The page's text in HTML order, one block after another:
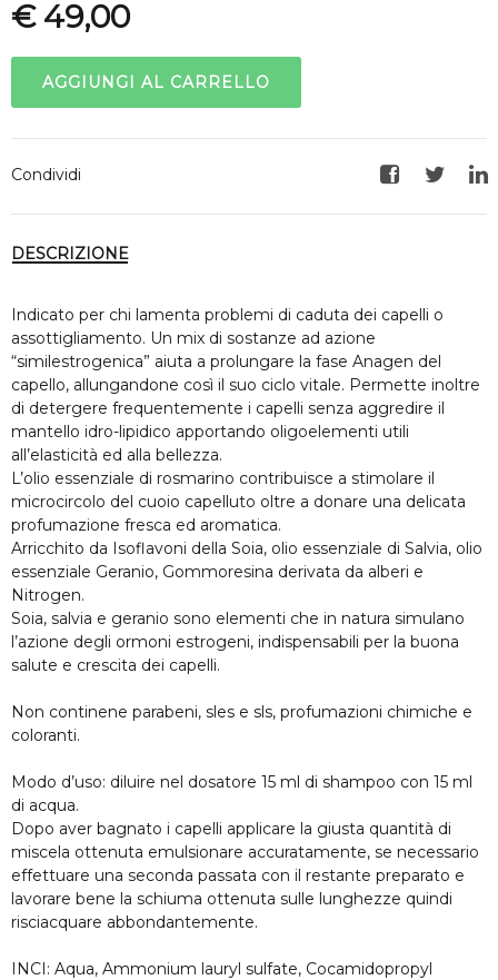
€ 49,00
AGGIUNGI AL CARRELLO
Condividi
DESCRIZIONE
Indicato per chi lamenta problemi di caduta dei capelli o
assottigliamento. Un mix di sostanze ad azione
“similestrogenica” aiuta a prolungare la fase Anagen del
capello, allungandone così il suo ciclo vitale. Permette inoltre
di detergere frequentemente i capelli senza aggredire il
mantello idro-lipidico apportando oligoelementi utili
all’elasticità ed alla bellezza.
L’olio essenziale di rosmarino contribuisce a stimolare il
microcircolo del cuoio capelluto oltre a donare una delicata
profumazione fresca ed aromatica.
Arricchito da Isoflavoni della Soia, olio essenziale di Salvia, olio
essenziale Geranio, Gommoresina derivata da alberi e
Nitrogen.
Soia, salvia e geranio sono elementi che in natura simulano
l’azione degli ormoni estrogeni, indispensabili per la buona
salute e crescita dei capelli.
Non continene parabeni, sles e sls, profumazioni chimiche e
coloranti.
Modo d’uso: diluire nel dosatore 15 ml di shampoo con 15 ml
di acqua.
Dopo aver bagnato i capelli applicare la giusta quantità di
miscela ottenuta emulsionare accuratamente, se necessario
effettuare una seconda passata con il restante preparato e
lavorare bene la schiuma ottenuta sulle lunghezze quindi
risciacquare abbondantemente.
INCI: Aqua, Ammonium lauryl sulfate, Cocamidopropyl